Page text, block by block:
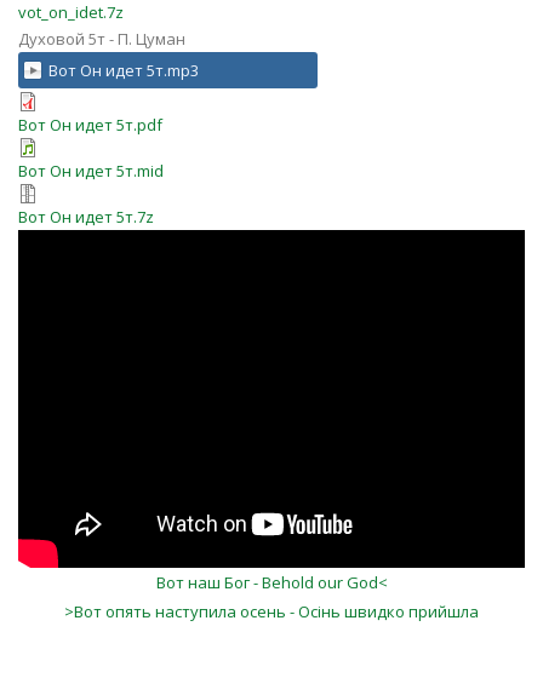
vot_on_idet.7z
Духовой 5т - П. Цуман
Вот Он идет 5т.mp3
Вот Он идет 5т.pdf
Вот Он идет 5т.mid
Вот Он идет 5т.7z
Вот наш Бог - Behold our God<
>Вот опять наступила осень - Осінь швидко прийшла